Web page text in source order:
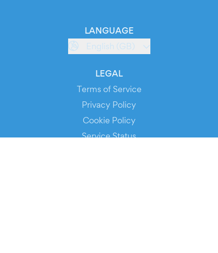
LANGUAGE
English (GB)
LEGAL
Terms of Service
Privacy Policy
Cookie Policy
Service Status